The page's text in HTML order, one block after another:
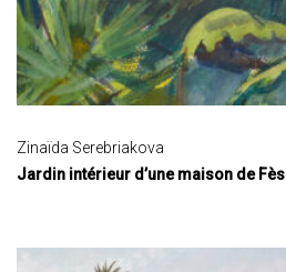
Zinaïda Serebriakova
Jardin intérieur d’une maison de Fès